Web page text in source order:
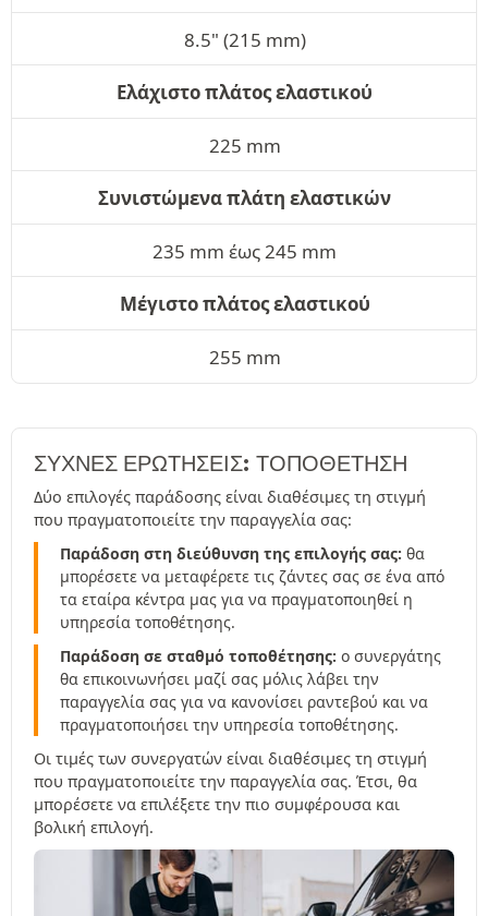
8.5" (215 mm)
Ελάχιστο πλάτος ελαστικού
225 mm
Συνιστώμενα πλάτη ελαστικών
235 mm έως 245 mm
Μέγιστο πλάτος ελαστικού
255 mm
ΣΥΧΝΈΣ ΕΡΩΤΉΣΕΙΣ: ΤΟΠΟΘΕΤΗΣΗ
Δύο επιλογές παράδοσης είναι διαθέσιμες τη στιγμή
που πραγματοποιείτε την παραγγελία σας:
Παράδοση στη διεύθυνση της επιλογής σας: θα
μπορέσετε να μεταφέρετε τις ζάντες σας σε ένα από
τα εταίρα κέντρα μας για να πραγματοποιηθεί η
υπηρεσία τοποθέτησης.
Παράδοση σε σταθμό τοποθέτησης: ο συνεργάτης
θα επικοινωνήσει μαζί σας μόλις λάβει την
παραγγελία σας για να κανονίσει ραντεβού και να
πραγματοποιήσει την υπηρεσία τοποθέτησης.
Οι τιμές των συνεργατών είναι διαθέσιμες τη στιγμή
που πραγματοποιείτε την παραγγελία σας. Έτσι, θα
μπορέσετε να επιλέξετε την πιο συμφέρουσα και
βολική επιλογή.